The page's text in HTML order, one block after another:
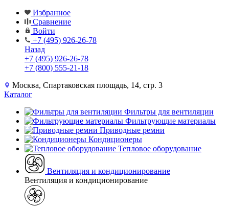
Избранное
Сравнение
Войти
+7 (495) 926-26-78
Назад
+7 (495) 926-26-78
+7 (800) 555-21-18
Москва, Спартаковская площадь, 14, стр. 3
Каталог
Фильтры для вентиляции
Фильтрующие материалы
Приводные ремни
Кондиционеры
Тепловое оборудование
Вентиляция и кондиционирование
Вентиляция и кондиционирование